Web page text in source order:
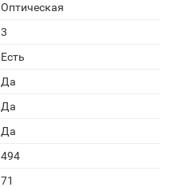
Оптическая
3
Есть
Да
Да
Да
494
71